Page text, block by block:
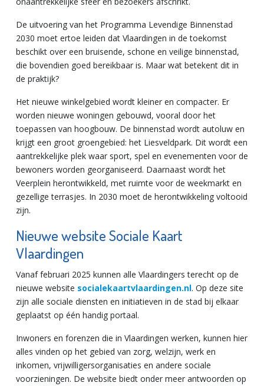
De uitvoering van het Programma Levendige Binnenstad
2030 moet ertoe leiden dat Vlaardingen in de toekomst
beschikt over een bruisende, schone en veilige binnenstad,
die bovendien goed bereikbaar is. Maar wat betekent dit in
de praktijk?
Het nieuwe winkelgebied wordt kleiner en compacter. Er
worden nieuwe woningen gebouwd, vooral door het
toepassen van hoogbouw. De binnenstad wordt autoluw en
krijgt een groot groengebied: het Liesveldpark. Dit wordt een
aantrekkelijke plek waar sport, spel en evenementen voor de
bewoners worden georganiseerd. Daarnaast wordt het
Veerplein herontwikkeld, met ruimte voor de weekmarkt en
gezellige terrasjes. In 2030 moet de herontwikkeling voltooid
zijn.
Nieuwe website Sociale Kaart
Vlaardingen
Vanaf februari 2025 kunnen alle Vlaardingers terecht op de
nieuwe website socialekaartvlaardingen.nl. Op deze site
zijn alle sociale diensten en initiatieven in de stad bij elkaar
geplaatst op één handig portaal.
Inwoners en forenzen die in Vlaardingen werken, kunnen hier
alles vinden op het gebied van zorg, welzijn, werk en
inkomen, vrijwilligersorganisaties en andere sociale
voorzieningen. De website biedt onder meer antwoorden op